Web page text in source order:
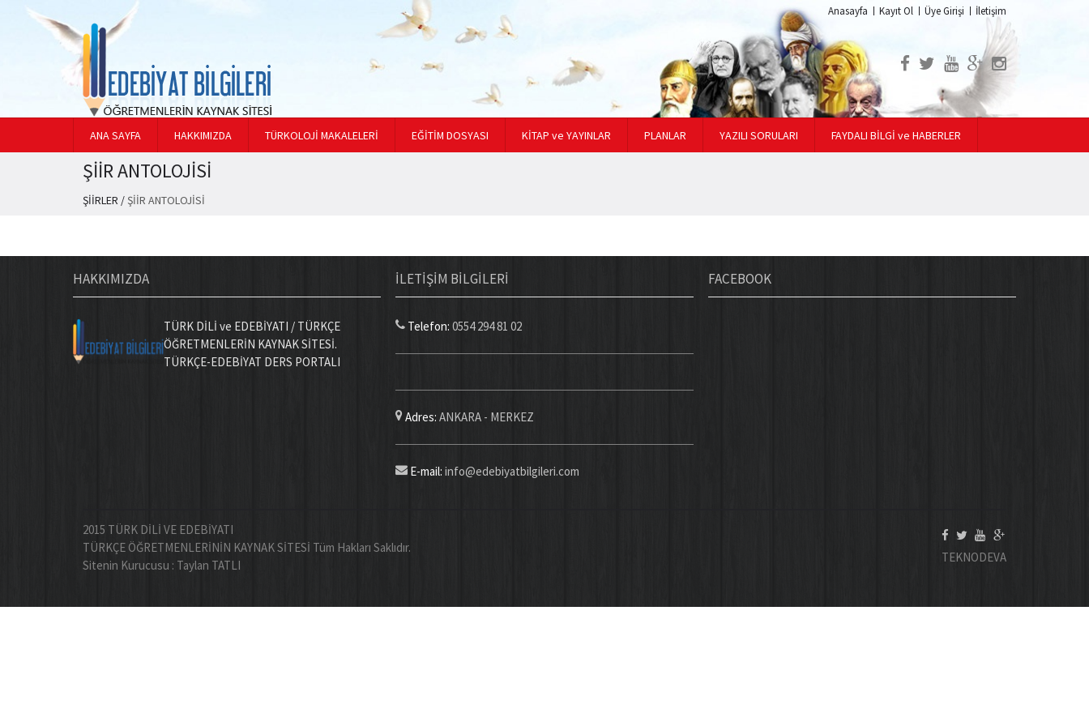
Anasayfa Kayıt Ol Üye Girişi İletişim
ANA SAYFA HAKKIMIZDA TÜRKOLOJİ MAKALELERİ EĞİTİM DOSYASI KİTAP ve YAYINLAR PLANLAR YAZILI SORULARI FAYDALI BİLGİ ve HABERLER
ŞİİR ANTOLOJİSİ
ŞİİRLER /ŞİİR ANTOLOJİSİ
HAKKIMIZDA
TÜRK DİLİ ve EDEBİYATI / TÜRKÇE
ÖĞRETMENLERİN KAYNAK SİTESİ.
TÜRKÇE-EDEBİYAT DERS PORTALI
İLETİŞİM BİLGİLERİ
Telefon: 0554 294 81 02
Adres: ANKARA - MERKEZ
E-mail: info@edebiyatbilgileri.com
FACEBOOK
2015 TÜRK DİLİ VE EDEBİYATI
TÜRKÇE ÖĞRETMENLERİNİN KAYNAK SİTESİ Tüm Hakları Saklıdır.
Sitenin Kurucusu : Taylan TATLI
TEKNODEVA